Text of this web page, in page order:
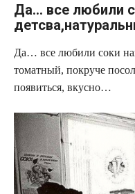
Да… все любили
Да… все любили соки
томатный, покруче
появиться, вкусно…